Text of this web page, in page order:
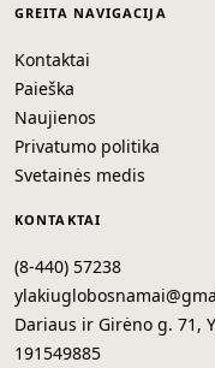
GREITA NAVIGACIJA
Kontaktai
Paieška
Naujienos
Privatumo politika
Svetainės medis
KONTAKTAI
(8-440) 57238
Dariaus ir Girėno g. 71,
191549885